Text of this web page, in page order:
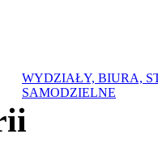
WYDZIAŁY, BIURA,
SAMODZIELNE